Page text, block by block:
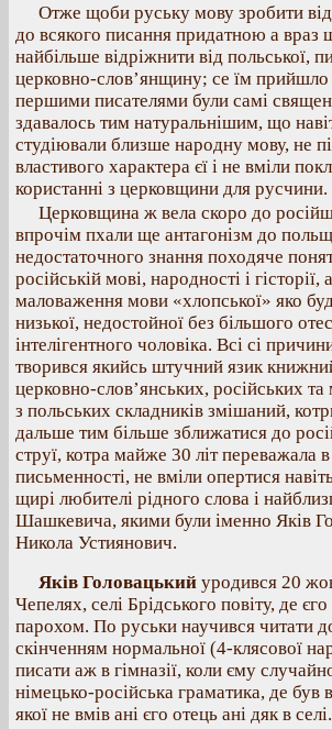
Отже щоби руську мову зробити
до всякого писання придатною а враз
найбільше відріжнити від польської,
церковно-слов’янщину; се їм
першими писателями були самі
здавалось тим натуральнішим, що
студіювали близше народну мову, не
властивого характера єї і не вміли
користанні з церковщини для русчини.
Церковщина ж вела скоро до
впрочім пхали ще антагонізм до
недостаточного знання походяче
російській мові, народності і
маловаження мови «хлопської» яко
низької, недостойної без більшого
інтелігентного чоловіка. Всі сі
творився якийсь штучний язик
церковно-слов’янських, російських
з польських складників змішаний,
дальше тим більше зближатися до
струї, котра майже 30 літ переважала в
письменності, не вміли опертися
щирі любителі рідного слова і
Шашкевича, якими були іменно Яків
Никола Устиянович.
Яків Головацький уродився 20
Чепелях, селі Брідського повіту, де
парохом. По руськи научився читати
скінченням нормальної (4-клясової
писати аж в гімназії, коли єму
німецько-російська граматика, де був
якої не вмів ані єго отець ані дяк в